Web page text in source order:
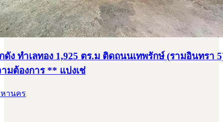
ดัง ทำเลทอง 1,925 ตร.ม ติดถนนเทพรักษ์ (รามอินทรา
มต้องการ ** แบ่งเช่
หานคร